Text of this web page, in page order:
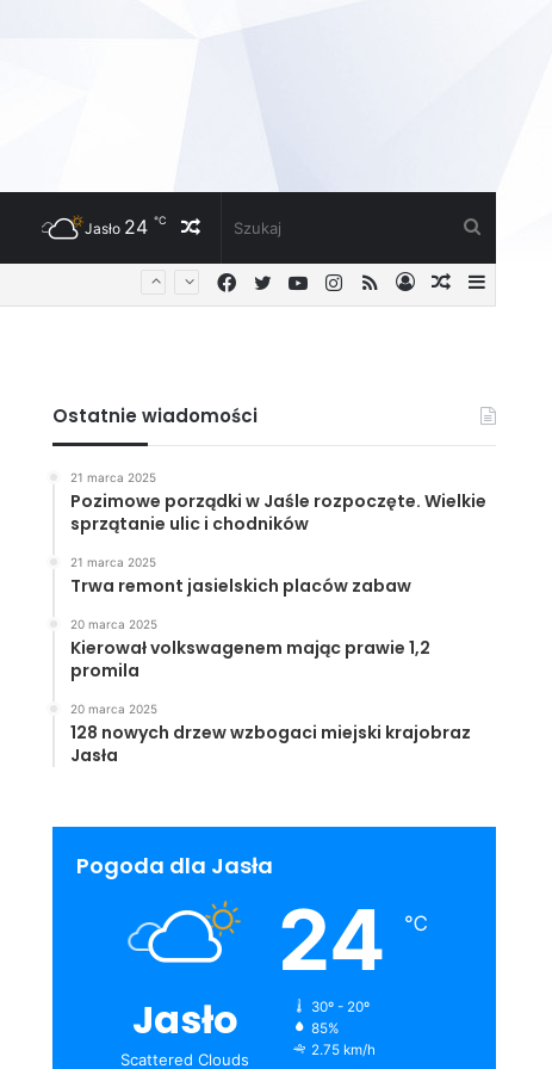
Losowy
artykuł
Jasło 24 ℃
Losowy
Zaloguj
RSS
Instagram
YouTube
Twitter
Facebook
Ostatnie wiadomości
21 marca 2025
Pozimowe porządki w Jaśle rozpoczęte. Wielkie
sprzątanie ulic i chodników
21 marca 2025
Trwa remont jasielskich placów zabaw
20 marca 2025
Kierował volkswagenem mając prawie 1,2
promila
20 marca 2025
128 nowych drzew wzbogaci miejski krajobraz
Jasła
Pogoda dla Jasła
Jasło
Scattered Clouds
24 ℃
30º - 20º
85%
2.75 km/h